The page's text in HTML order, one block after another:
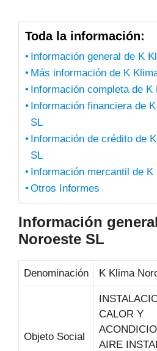
Toda la información:
Información general de K
Más información de K
Información completa de K
Información financiera de
SL
Información de crédito de
SL
Información mercantil de
Otros Informes
Información
Noroeste SL
Denominación K Klima
Objeto Social
CALOR Y
AIRE